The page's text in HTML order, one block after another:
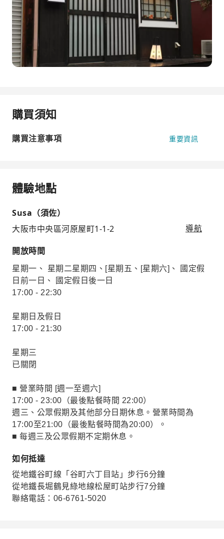
購買須知
購買注意事項 重要資訊
體驗地點
Susa（須佐）
大阪市中央區河原屋町1-1-2
導航
開放時間
星期一、 星期二星期四、[星期五、[星期六]、 國定假
日前一日、 國定假日後一日
17:00 - 22:30
星期日及假日
17:00 - 21:30
星期三
已關閉
■ 營業時間 [週一至週六]
17:00 - 23:00（最後點餐時間 22:00）
週三、公眾假期及其他部分日期休息。營業時間為
17:00至21:00（最後點餐時間為20:00）。
■ 每週三及公眾假期不定期休息。
如何抵達
從地鐵谷町線「谷町六丁目站」步行6分鐘
從地鐵長堀鶴見綠地線松屋町站步行7分鐘
聯絡電話：06-6761-5020